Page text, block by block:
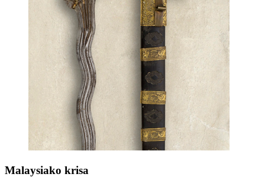
Malaysiako krisa